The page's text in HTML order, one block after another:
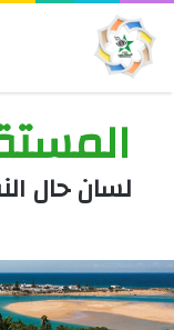
لسان حال